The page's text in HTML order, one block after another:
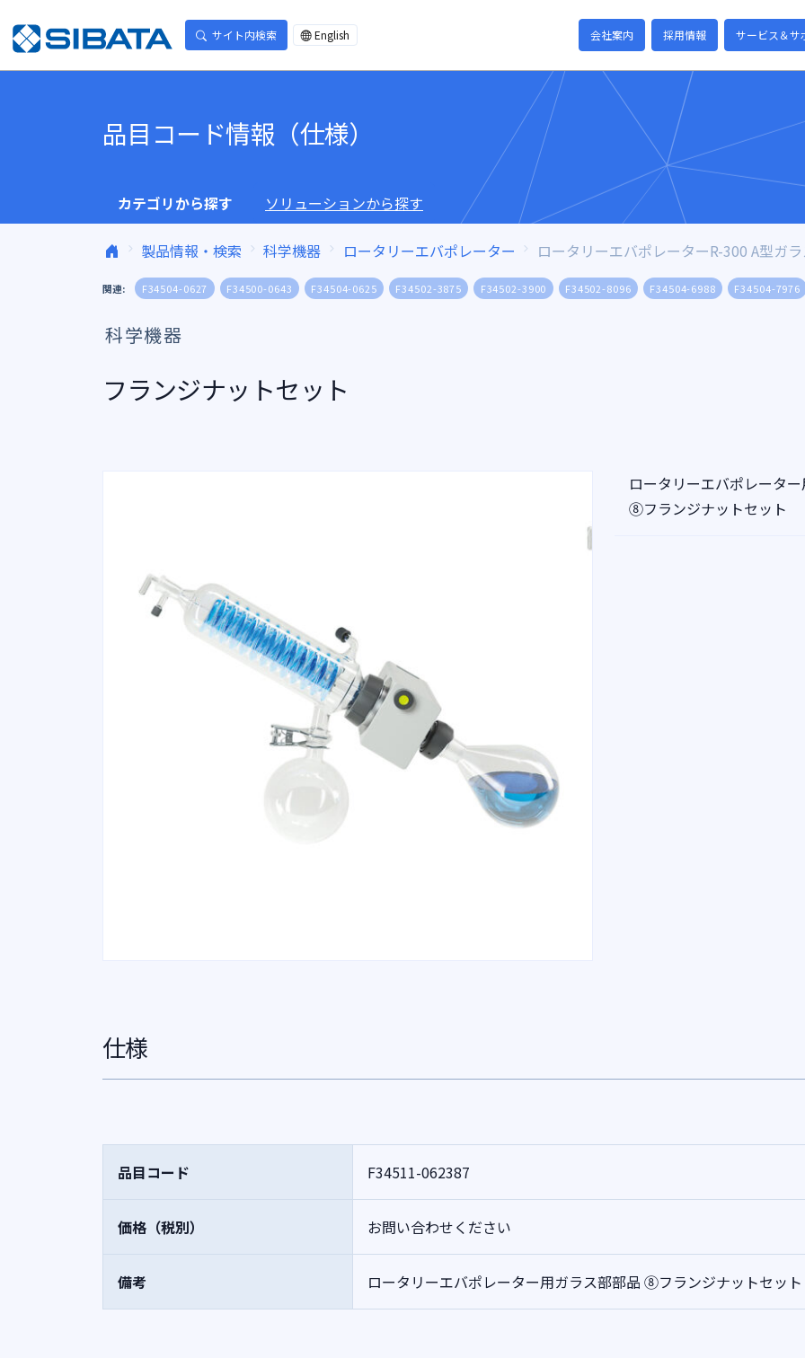
サイト内検索 English 会社案内 採用情報 サービス＆サ
品目コード情報（仕様）
カテゴリから探す ソリューションから探す
製品情報・検索 科学機器 ロータリーエバポレーター ロータリーエバポレーターR-300 A型ガ
関連: F34504-0627 F34500-0643 F34504-0625 F34502-3875 F34502-3900 F34502-8096 F34504-6988 F34504-7976
科学機器
フランジナットセット
ロータリーエバポレータ
⑧フランジナットセット
仕様
品目コード F34511-062387
価格（税別） お問い合わせください
備考 ロータリーエバポレーター用ガラス部部品 ⑧フランジナットセット